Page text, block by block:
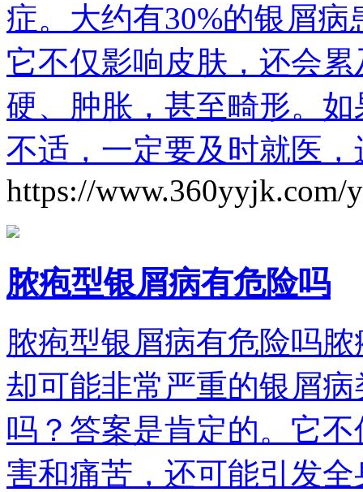
症。大约有30%的银屑
它不仅影响皮肤，还会
硬、肿胀，甚至畸形。
不适，一定要及时就医
https://www.360yyjk.com/
脓疱型银屑病有危险吗
脓疱型银屑病有危险吗
却可能非常严重的银屑
吗？答案是肯定的。它
害和痛苦，还可能引发